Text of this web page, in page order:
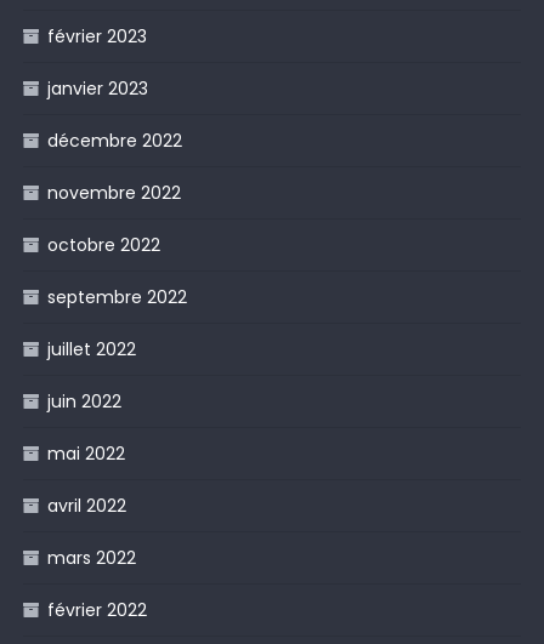
février 2023
janvier 2023
décembre 2022
novembre 2022
octobre 2022
septembre 2022
juillet 2022
juin 2022
mai 2022
avril 2022
mars 2022
février 2022